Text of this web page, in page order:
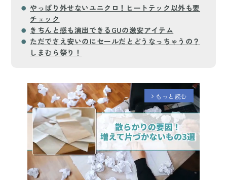
やっぱり外せないユニクロ！ヒートテック以外も要
チェック
きちんと感も演出できるGUの激安アイテム
ただでさえ安いのにセールだとどうなっちゃうの？
しまむら祭り！
arrow_forward_ios もっと読む